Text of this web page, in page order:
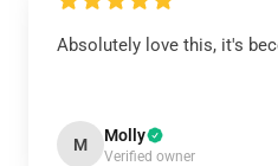
Absolutely love this, it's
M Molly
Verified owner